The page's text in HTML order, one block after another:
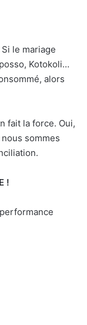
Si le mariage
Kotokoli…
alors
fait la force. Oui,
sommes
!